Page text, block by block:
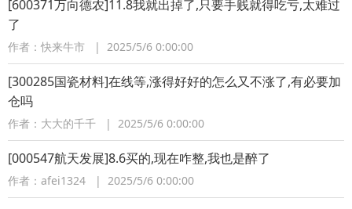
[600371万向德农]11.8我就出掉了,只要手贱就得吃亏,太难过
了
作者：快来牛市 | 2025/5/6 0:00:00
[300285国瓷材料]在线等,涨得好好的怎么又不涨了,有必要加
仓吗
作者：大大的千千 | 2025/5/6 0:00:00
[000547航天发展]8.6买的,现在咋整,我也是醉了
作者：afei1324 | 2025/5/6 0:00:00